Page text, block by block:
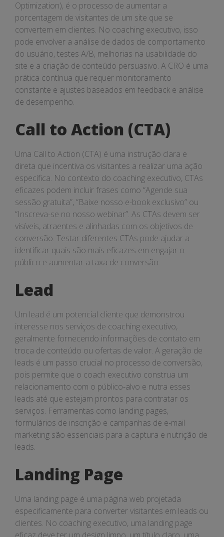
Optimization), é o processo de aumentar a
porcentagem de visitantes de um site que se
convertem em clientes. No coaching executivo, isso
pode envolver a análise de dados de comportamento
do usuário, testes A/B, melhorias na usabilidade do
site e a criação de conteúdo persuasivo. A CRO é uma
prática contínua que requer monitoramento
constante e ajustes baseados em feedback e análise
de desempenho.
Call to Action (CTA)
Uma Call to Action (CTA) é uma instrução clara e
direta que incentiva os visitantes a realizar uma ação
específica. No contexto do coaching executivo, CTAs
eficazes podem incluir frases como “Agende sua
sessão gratuita”, “Baixe nosso e-book exclusivo” ou
“Inscreva-se no nosso webinar”. As CTAs devem ser
visíveis, atraentes e alinhadas com os objetivos de
conversão. Testar diferentes CTAs pode ajudar a
identificar quais são mais eficazes em engajar o
público e aumentar a taxa de conversão.
Lead
Um lead é um potencial cliente que demonstrou
interesse nos serviços de coaching executivo,
geralmente fornecendo informações de contato em
troca de conteúdo ou ofertas de valor. A geração de
leads é um passo crucial no processo de conversão,
pois permite que o coach executivo construa um
relacionamento com o público-alvo e nutra esses
leads até que estejam prontos para contratar os
serviços. Ferramentas como landing pages,
formulários de inscrição e campanhas de e-mail
marketing são essenciais para a captura e nutrição de
leads.
Landing Page
Uma landing page é uma página web projetada
especificamente para converter visitantes em leads ou
clientes. No coaching executivo, uma landing page